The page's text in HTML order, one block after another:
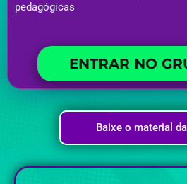
pedagógicas
ENTRAR NO
Baixe o material